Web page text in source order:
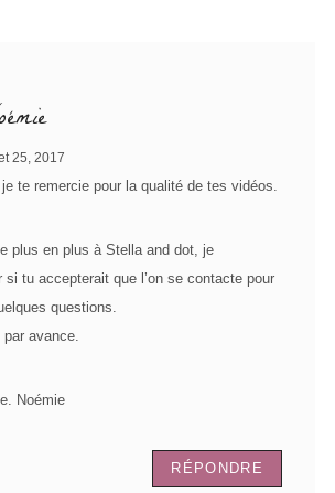
25, 2017
te remercie pour la qualité de tes vidéos.
plus en plus à Stella and dot, je
si tu accepterait que l’on se contacte pour
questions.
avance.
Noémie
RÉPONDRE